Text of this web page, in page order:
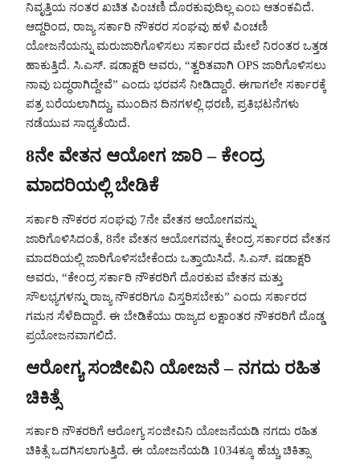
ನಿವೃತ್ತಿಯ ನಂತರ ಖಚಿತ ಪಿಂಚಣಿ ದೊರಕುವುದಿಲ್ಲ ಎಂಬ ಆತಂಕವಿದೆ.
ಆದ್ದರಿಂದ, ರಾಜ್ಯ ಸರ್ಕಾರಿ ನೌಕರರ ಸಂಘವು ಹಳೆ ಪಿಂಚಣಿ
ಯೋಜನೆಯನ್ನು ಮರುಜಾರಿಗೊಳಿಸಲು ಸರ್ಕಾರದ ಮೇಲೆ ನಿರಂತರ ಒತ್ತಡ
ಹಾಕುತ್ತಿದೆ. ಸಿ.ಎಸ್. ಷಡಾಕ್ಷರಿ ಅವರು, “ತ್ವರಿತವಾಗಿ OPS ಜಾರಿಗೊಳಿಸಲು
ನಾವು ಬದ್ಧರಾಗಿದ್ದೇವೆ” ಎಂದು ಭರವಸೆ ನೀಡಿದ್ದಾರೆ. ಈಗಾಗಲೇ ಸರ್ಕಾರಕ್ಕೆ
ಪತ್ರ ಬರೆಯಲಾಗಿದ್ದು, ಮುಂದಿನ ದಿನಗಳಲ್ಲಿ ಧರಣಿ, ಪ್ರತಿಭಟನೆಗಳು
ನಡೆಯುವ ಸಾಧ್ಯತೆಯಿದೆ.
8ನೇ ವೇತನ ಆಯೋಗ ಜಾರಿ – ಕೇಂದ್ರ
ಮಾದರಿಯಲ್ಲಿ ಬೇಡಿಕೆ
ಸರ್ಕಾರಿ ನೌಕರರ ಸಂಘವು 7ನೇ ವೇತನ ಆಯೋಗವನ್ನು
ಜಾರಿಗೊಳಿಸಿದಂತೆ, 8ನೇ ವೇತನ ಆಯೋಗವನ್ನು ಕೇಂದ್ರ ಸರ್ಕಾರದ ವೇತನ
ಮಾದರಿಯಲ್ಲಿ ಜಾರಿಗೊಳಿಸಬೇಕೆಂದು ಒತ್ತಾಯಿಸಿದೆ. ಸಿ.ಎಸ್. ಷಡಾಕ್ಷರಿ
ಅವರು, “ಕೇಂದ್ರ ಸರ್ಕಾರಿ ನೌಕರರಿಗೆ ದೊರಕುವ ವೇತನ ಮತ್ತು
ಸೌಲಭ್ಯಗಳನ್ನು ರಾಜ್ಯ ನೌಕರರಿಗೂ ವಿಸ್ತರಿಸಬೇಕು” ಎಂದು ಸರ್ಕಾರದ
ಗಮನ ಸೆಳೆದಿದ್ದಾರೆ. ಈ ಬೇಡಿಕೆಯು ರಾಜ್ಯದ ಲಕ್ಷಾಂತರ ನೌಕರರಿಗೆ ದೊಡ್ಡ
ಪ್ರಯೋಜನವಾಗಲಿದೆ.
ಆರೋಗ್ಯ ಸಂಜೀವಿನಿ ಯೋಜನೆ – ನಗದು ರಹಿತ
ಚಿಕಿತ್ಸೆ
ಸರ್ಕಾರಿ ನೌಕರರಿಗೆ ಆರೋಗ್ಯ ಸಂಜೀವಿನಿ ಯೋಜನೆಯಡಿ ನಗದು ರಹಿತ
ಚಿಕಿತ್ಸೆ ಒದಗಿಸಲಾಗುತ್ತಿದೆ. ಈ ಯೋಜನೆಯಡಿ 1034ಕ್ಕೂ ಹೆಚ್ಚು ಚಿಕಿತ್ಸಾ